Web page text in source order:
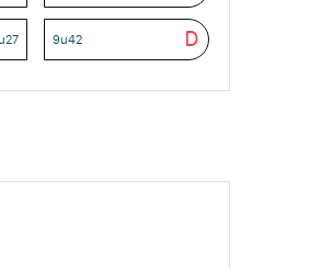
D
9u42